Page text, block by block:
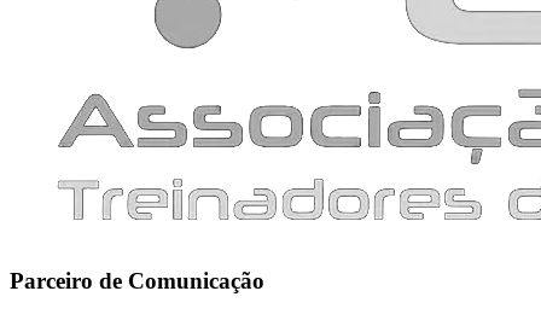
Parceiro de Comunicação